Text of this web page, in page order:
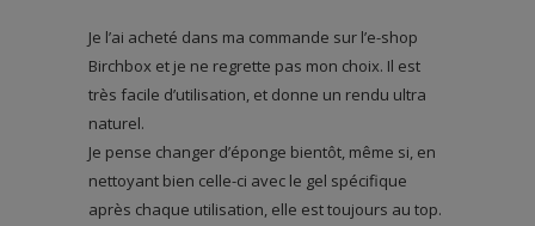
Je l’ai acheté dans ma commande sur l’e-shop
Birchbox et je ne regrette pas mon choix. Il est
très facile d’utilisation, et donne un rendu ultra
naturel.
Je pense changer d’éponge bientôt, même si, en
nettoyant bien celle-ci avec le gel spécifique
après chaque utilisation, elle est toujours au top.